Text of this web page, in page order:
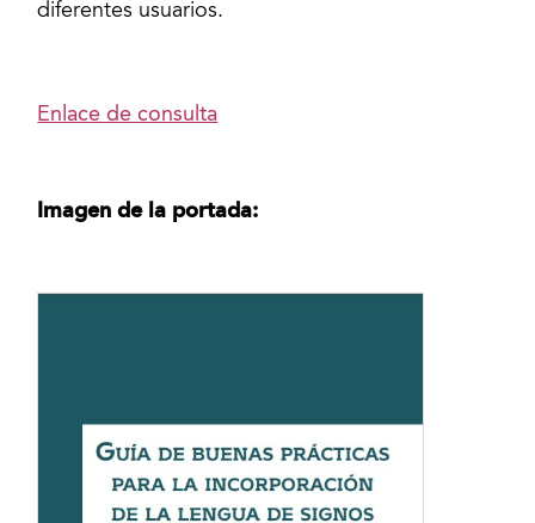
diferentes usuarios.
Enlace de consulta
Imagen de la portada: